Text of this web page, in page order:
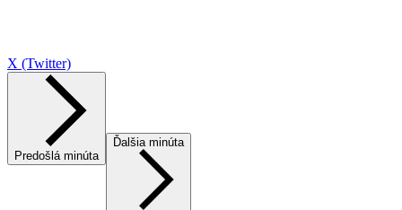
X (Twitter)
Predošlá minúta
Ďalšia minúta